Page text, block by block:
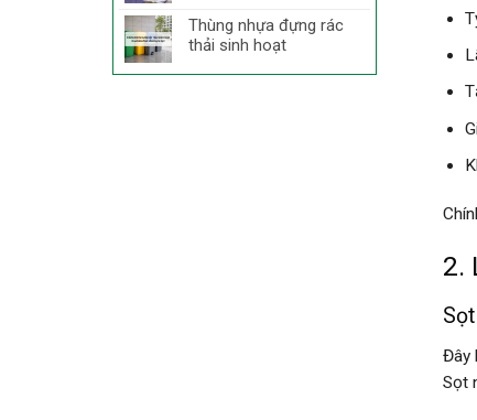
Thùng nhựa đựng rác
thải sinh hoạt
2.
Đây
Sọt